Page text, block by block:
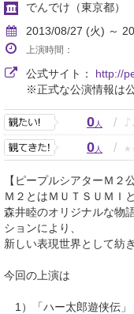
でんでけ （東京都）
2013/08/27 (火) ～
上演時間：
公式サイト： http://
※正式な公演情報は
0人 / ♪
0人 / ★
【ピープルシアターＭ２
Ｍ２とはＭＵＴＳＵＭＩ
森井睦のオリジナルな物
ションにより、
新しい表現世界として紡
今回の上演は
1）「ハー太郎遊侠伝